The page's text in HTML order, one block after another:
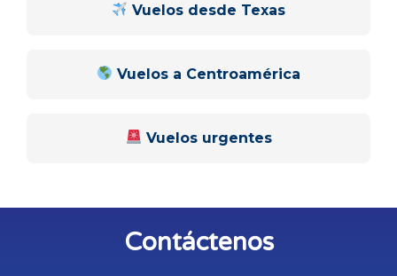
Vuelos desde Texas
Vuelos a Centroamérica
Vuelos urgentes
Contáctenos